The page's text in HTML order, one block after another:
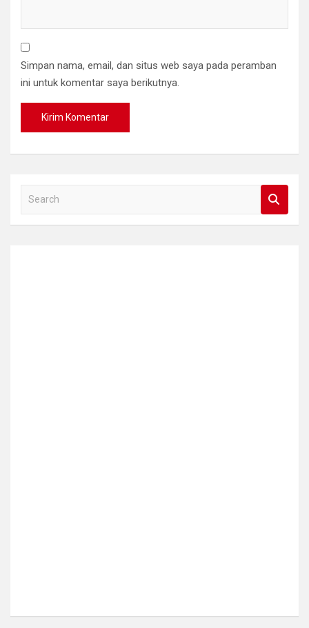
Simpan nama, email, dan situs web saya pada peramban
ini untuk komentar saya berikutnya.
a